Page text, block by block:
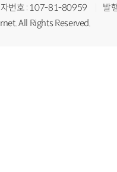
번호 : 107-81-80959
발
All Rights Reserved.